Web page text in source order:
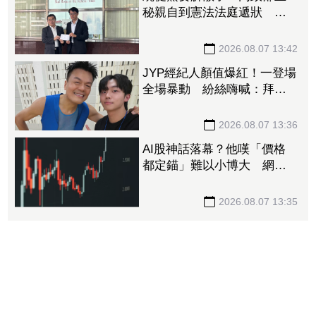
秘親自到憲法法庭遞狀 聲
2026.08.07 13:42
JYP經紀人顏值爆紅！一登場
全場暴動 紛絲嗨喊：拜託
2026.08.07 13:36
AI股神話落幕？他嘆「價格
都定錨」難以小博大 網搖
2026.08.07 13:35